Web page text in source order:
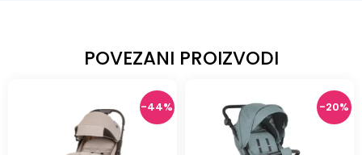
POVEZANI PROIZVODI
-44% -20%